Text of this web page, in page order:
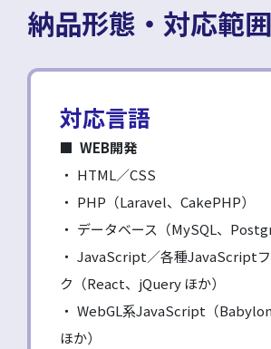
納品形態・対応範囲
対応言語
WEB開発
HTML／CSS
PHP（Laravel、CakePHP）
データベース（MySQL、
JavaScript／各種JavaScriptフ
ク（React、jQuery ほか）
WebGL系JavaScript（
ほか）